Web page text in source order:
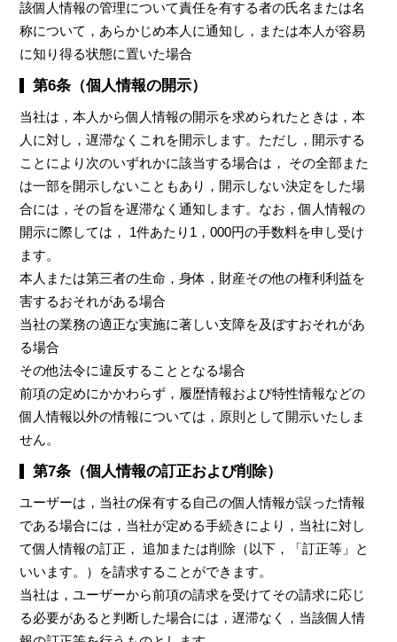
該個人情報の管理について責任を有する者の氏名または名
称について，あらかじめ本人に通知し，または本人が容易
に知り得る状態に置いた場合
第6条（個人情報の開示）
当社は，本人から個人情報の開示を求められたときは，本
人に対し，遅滞なくこれを開示します。ただし，開示する
ことにより次のいずれかに該当する場合は， その全部また
は一部を開示しないこともあり，開示しない決定をした場
合には，その旨を遅滞なく通知します。なお，個人情報の
開示に際しては， 1件あたり1，000円の手数料を申し受け
ます。
本人または第三者の生命，身体，財産その他の権利利益を
害するおそれがある場合
当社の業務の適正な実施に著しい支障を及ぼすおそれがあ
る場合
その他法令に違反することとなる場合
前項の定めにかかわらず，履歴情報および特性情報などの
個人情報以外の情報については，原則として開示いたしま
せん。
第7条（個人情報の訂正および削除）
ユーザーは，当社の保有する自己の個人情報が誤った情報
である場合には，当社が定める手続きにより，当社に対し
て個人情報の訂正， 追加または削除（以下，「訂正等」と
いいます。）を請求することができます。
当社は，ユーザーから前項の請求を受けてその請求に応じ
る必要があると判断した場合には，遅滞なく，当該個人情